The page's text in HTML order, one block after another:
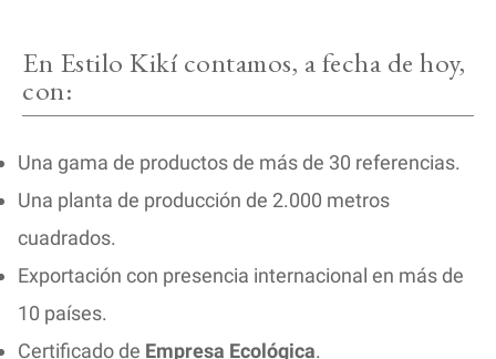
En Estilo Kikí contamos, a fecha de hoy,
con:
Una gama de productos de más de 30 referencias.
Una planta de producción de 2.000 metros
cuadrados.
Exportación con presencia internacional en más de
10 países.
Certificado de Empresa Ecológica.